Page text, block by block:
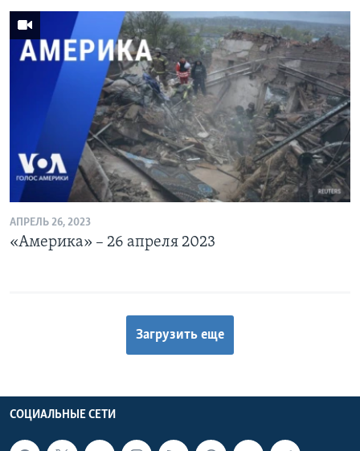
АПРЕЛЬ 26, 2023
«Америка» – 26 апреля 2023
Загрузить еще
СОЦИАЛЬНЫЕ СЕТИ